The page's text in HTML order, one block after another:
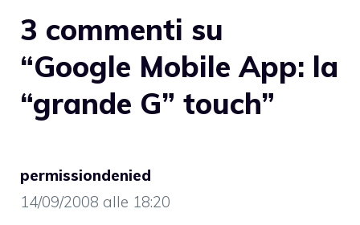
3 commenti su
“Google Mobile App: la
“grande G” touch”
permissiondenied
14/09/2008 alle 18:20